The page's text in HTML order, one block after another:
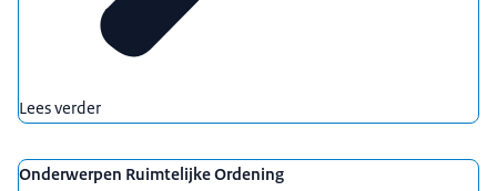
Lees verder
Onderwerpen Ruimtelijke Ordening